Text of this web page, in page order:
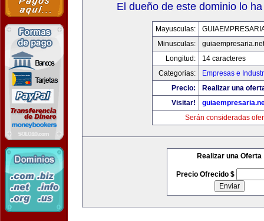
El dueño de este dominio lo
Mayusculas:
Minusculas:
guiaempresaria.net
Longitud:
14 caracteres
Categorias:
Empresas e
Precio:
Realizar una
Visitar!
Serán consideradas
Realizar una Oferta
Precio Ofrecido $